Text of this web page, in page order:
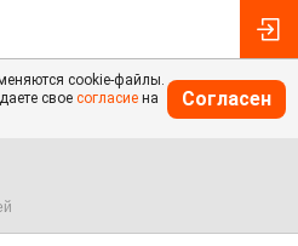
cookie-файлы.
свое согласие на
Согласен